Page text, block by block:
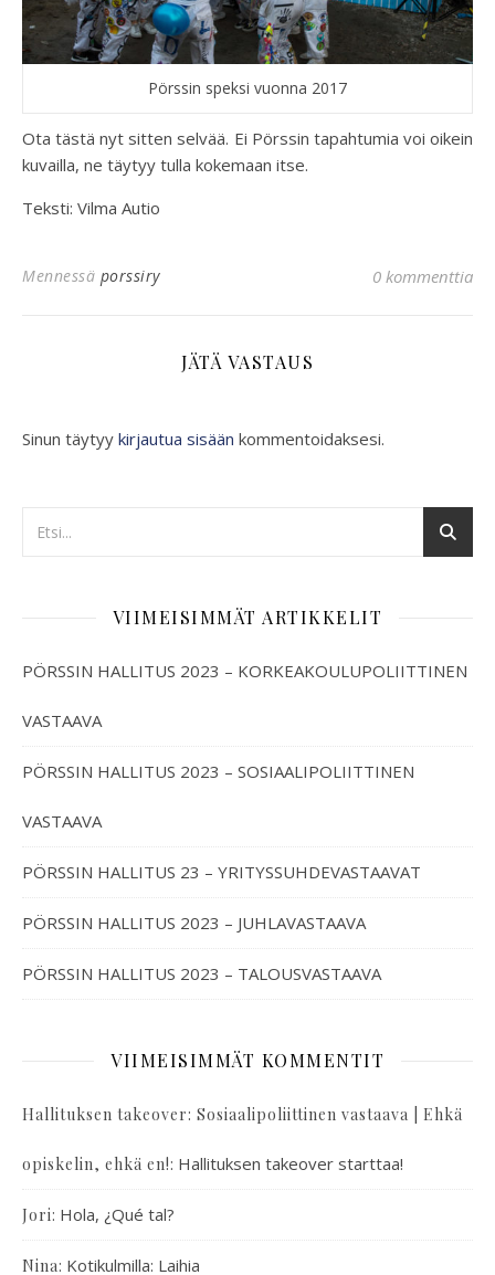
Pörssin speksi vuonna 2017
Ota tästä nyt sitten selvää. Ei Pörssin tapahtumia voi oikein
kuvailla, ne täytyy tulla kokemaan itse.
Teksti: Vilma Autio
Mennessä porssiry 0 kommenttia
JÄTÄ VASTAUS
Sinun täytyy kirjautua sisään kommentoidaksesi.
VIIMEISIMMÄT ARTIKKELIT
PÖRSSIN HALLITUS 2023 – KORKEAKOULUPOLIITTINEN
VASTAAVA
PÖRSSIN HALLITUS 2023 – SOSIAALIPOLIITTINEN
VASTAAVA
PÖRSSIN HALLITUS 23 – YRITYSSUHDEVASTAAVAT
PÖRSSIN HALLITUS 2023 – JUHLAVASTAAVA
PÖRSSIN HALLITUS 2023 – TALOUSVASTAAVA
VIIMEISIMMÄT KOMMENTIT
Hallituksen takeover: Sosiaalipoliittinen vastaava | Ehkä
opiskelin, ehkä en!: Hallituksen takeover starttaa!
Jori: Hola, ¿Qué tal?
Nina: Kotikulmilla: Laihia